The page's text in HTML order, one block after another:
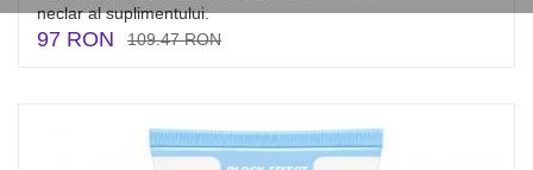
neclar al suplimentului.
97 RON 109.47 RON